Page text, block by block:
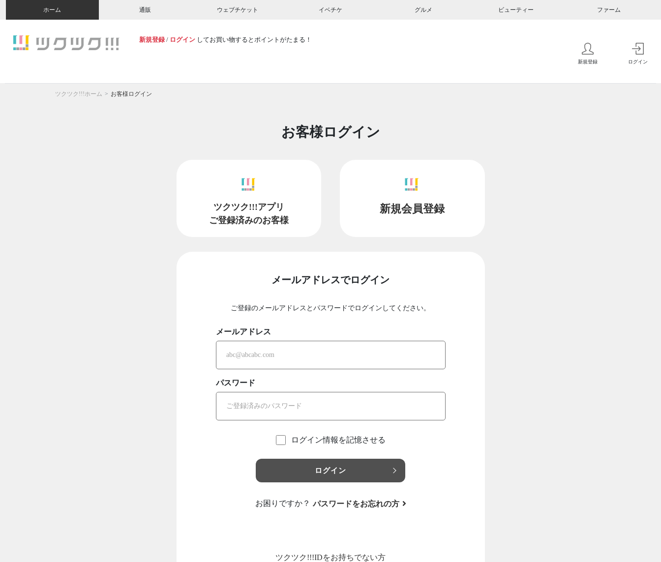
ホーム 通販 ウェブチケット イベチケ グルメ ビューティー ファーム
新規登録 / ログイン してお買い物するとポイントがたまる！
新規登録 ログイン
ツクツク!!!ホーム お客様ログイン
お客様ログイン
ツクツク!!!アプリ
ご登録済みのお客様
新規会員登録
メールアドレスでログイン
ご登録のメールアドレスとパスワードでログインしてください。
メールアドレス
パスワード
ログイン情報を記憶させる
ログイン
お困りですか？ パスワードをお忘れの方
ツクツク!!!IDをお持ちでない方